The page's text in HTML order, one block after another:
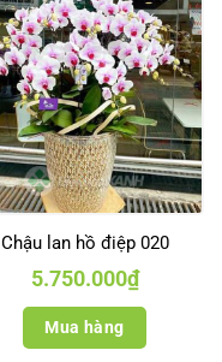
Chậu lan hồ điệp 020
5.750.000₫
Mua hàng